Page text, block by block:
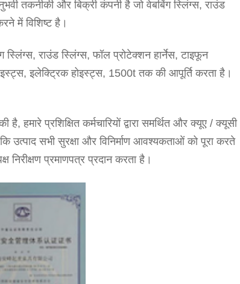
तकनीकी और बिक्री कंपनी है जो वेबबिंग स्लिंग्स, राउंड
में विशिष्ट है।
राउंड स्लिंग्स, फॉल प्रोटेक्शन हार्नेस, टाइफून
इलेक्ट्रिक होइस्ट्स, 1500t तक की आपूर्ति करता है।
हमारे प्रशिक्षित कर्मचारियों द्वारा समर्थित और क्यूए / क्यूसी
उत्पाद सभी सुरक्षा और विनिर्माण आवश्यकताओं को पूरा करते
प्रमाणपत्र प्रदान करता है।